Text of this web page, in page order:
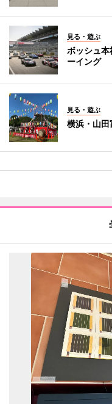
見る・遊ぶ
ボッシュ本
ーイング
見る・遊ぶ
横浜・山